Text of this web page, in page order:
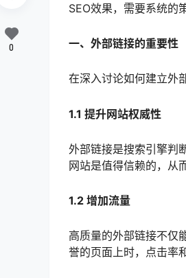
SEO效果，需要系统的
一、外部链接的重要性
在深入讨论如何建立外
1.1 提升网站权威性
外部链接是搜索引擎判
网站是值得信赖的，从
1.2 增加流量
高质量的外部链接不仅
誉的页面上时，点击率
0